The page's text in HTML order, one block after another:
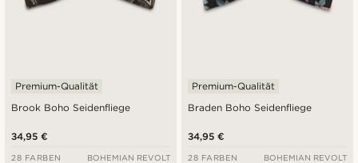
Brook Boho Seidenfliege
Premium-Qualität
34,95 €
28 FARBEN BOHEMIAN REVOLT
Braden Boho Seidenfliege
Premium-Qualität
34,95 €
28 FARBEN BOHEMIAN REVOLT